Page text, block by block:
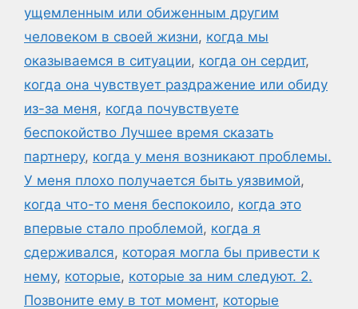
ущемленным или обиженным другим
человеком в своей жизни, когда мы
оказываемся в ситуации, когда он сердит,
когда она чувствует раздражение или обиду
из-за меня, когда почувствуете
беспокойство Лучшее время сказать
партнеру, когда у меня возникают проблемы.
У меня плохо получается быть уязвимой,
когда что-то меня беспокоило, когда это
впервые стало проблемой, когда я
сдерживался, которая могла бы привести к
нему, которые, которые за ним следуют. 2.
Позвоните ему в тот момент, которые